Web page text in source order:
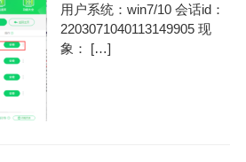
用户系统：win7/10 会话id：
2203071040113149905 现
象： […]